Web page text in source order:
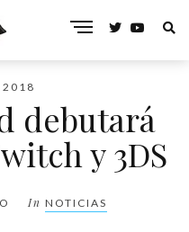
2018
debutará
y 3DS
In NOTICIAS